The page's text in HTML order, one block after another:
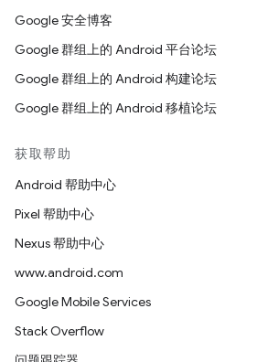
Google 安全博客
Google 群组上的 Android 平台论坛
Google 群组上的 Android 构建论坛
Google 群组上的 Android 移植论坛
获取帮助
Android 帮助中心
Pixel 帮助中心
Nexus 帮助中心
www.android.com
Google Mobile Services
Stack Overflow